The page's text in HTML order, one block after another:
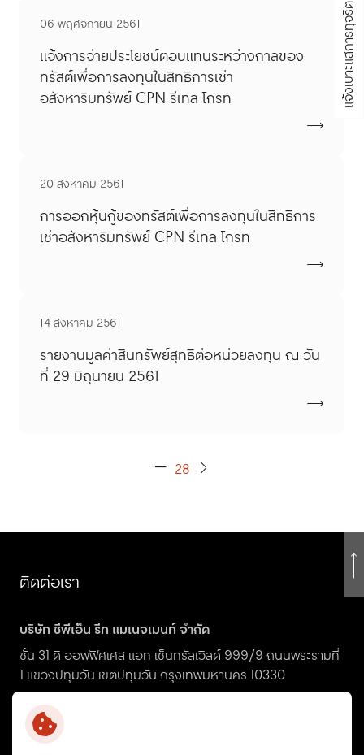
06 พฤศจิกายน 2561
แจ้งการจ่ายประโยชน์ตอบแทนระหว่างกาลของ
ทรัสต์เพื่อการลงทุนในสิทธิการเช่า
อสังหาริมทรัพย์ CPN รีเทล โกรท
20 สิงหาคม 2561
การออกหุ้นกู้ของทรัสต์เพื่อการลงทุนในสิทธิการ
เช่าอสังหาริมทรัพย์ CPN รีเทล โกรท
14 สิงหาคม 2561
รายงานมูลค่าสินทรัพย์สุทธิต่อหน่วยลงทุน ณ วัน
ที่ 29 มิถุนายน 2561
28
แจ้งเบาะแสการทุจริต
ติดต่อเรา
บริษัท ซีพีเอ็น รีท แมเนจเมนท์ จำกัด
ชั้น 31 ดิ ออฟฟิศเศส แอท เซ็นทรัลเวิลด์ 999/9 ถนนพระรามที่
1 แขวงปทุมวัน เขตปทุมวัน กรุงเทพมหานคร 10330
ir_cpnreit@centralpattana.co.th